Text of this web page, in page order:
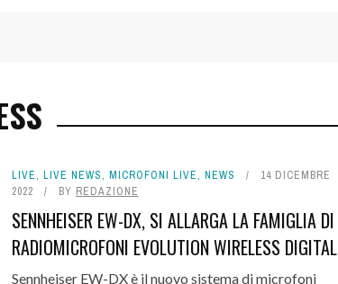
LIVE, LIVE NEWS, MICROFONI LIVE, NEWS
14 DICEMBRE
2022
BY REDAZIONE
SENNHEISER EW-DX, SI ALLARGA LA FAMIGLIA DI
RADIOMICROFONI EVOLUTION WIRELESS DIGITAL
Sennheiser EW-DX è il nuovo sistema di microfoni